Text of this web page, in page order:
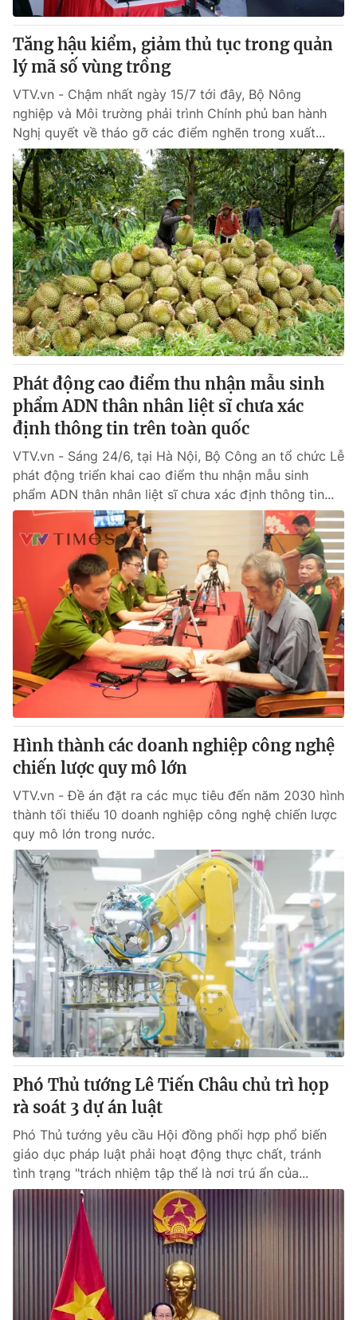
Liên hệ tòa soạn English
THỜI BÁO VTV
Theo dõi báo trên
Cơ quan chủ quản:Đài Truyền hình Việt Nam
Cơ quan báo chí:Thời báo VTV
Giấy phép hoạt động báo in và báo điện tử số 483/GP-BTTTT
cấp ngày 29/12/2023
Tổng Biên tập:Vũ Thanh Thủy
Phó Tổng Biên tập:Nguyễn Thị Mỹ Hạnh, Phạm Quốc Thắng,
Nguyễn Trọng Ninh
Tổng đài VTV:024.38 355 931 - 024.38 355 932
Ðiện thoại Thời báo VTV:024.66 897 897
Email:toasoan@vtv.vn
Liên hệ quảng cáo:024-7300.7108
® Cấm sao chép dưới mọi hình thức nếu không có sự chấp
thuận bằng văn bản. Ghi rõ nguồn VTV.vn khi phát hành lại
thông tin từ website này.
Tăng hậu kiểm, giảm thủ tục trong quản
lý mã số vùng trồng
VTV.vn - Chậm nhất ngày 15/7 tới đây, Bộ Nông
nghiệp và Môi trường phải trình Chính phủ ban hành
Nghị quyết về tháo gỡ các điểm nghẽn trong xuất...
Phát động cao điểm thu nhận mẫu sinh
phẩm ADN thân nhân liệt sĩ chưa xác
định thông tin trên toàn quốc
VTV.vn - Sáng 24/6, tại Hà Nội, Bộ Công an tổ chức Lễ
phát động triển khai cao điểm thu nhận mẫu sinh
phẩm ADN thân nhân liệt sĩ chưa xác định thông tin...
Hình thành các doanh nghiệp công nghệ
chiến lược quy mô lớn
VTV.vn - Đề án đặt ra các mục tiêu đến năm 2030 hình
thành tối thiểu 10 doanh nghiệp công nghệ chiến lược
quy mô lớn trong nước.
Phó Thủ tướng Lê Tiến Châu chủ trì họp
rà soát 3 dự án luật
Phó Thủ tướng yêu cầu Hội đồng phối hợp phổ biến
giáo dục pháp luật phải hoạt động thực chất, tránh
tình trạng "trách nhiệm tập thể là nơi trú ẩn của...